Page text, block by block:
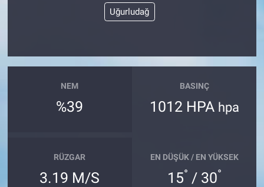
Uğurludağ
NEM
%39
BASINÇ
1012 HPA hpa
RÜZGAR
3.19 M/S
EN DÜŞÜK / EN YÜKSEK
15° / 30°